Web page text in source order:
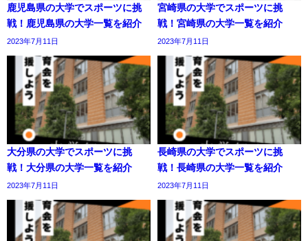
鹿児島県の大学でスポーツに挑
戦！鹿児島県の大学一覧を紹介
2023年7月11日
宮崎県の大学でスポーツに挑
戦！宮崎県の大学一覧を紹介
2023年7月11日
大分県の大学でスポーツに挑
戦！大分県の大学一覧を紹介
2023年7月11日
長崎県の大学でスポーツに挑
戦！長崎県の大学一覧を紹介
2023年7月11日